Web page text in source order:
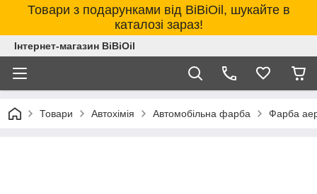
Товари з подарунками від BiBiOil, шукайте в
каталозі зараз!
Інтернет-магазин BiBiOil
Товари Автохімія Автомобільна фарба Фарба